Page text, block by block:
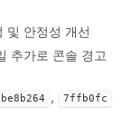
안정성 개선
추가로 콘솔 경고
be8b264 , 7ffb0fc